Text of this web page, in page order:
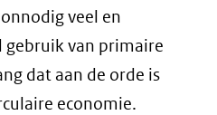
veel en
van primaire
dat aan de orde is
economie.